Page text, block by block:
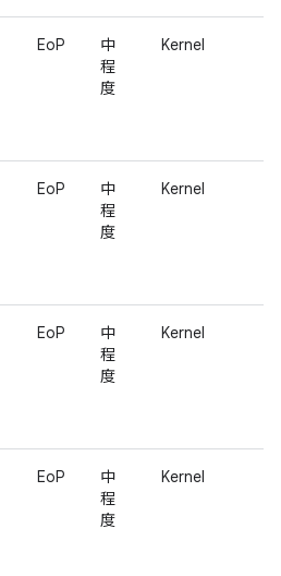
EoP
中
程
度
Kernel
EoP
中
程
度
Kernel
EoP
中
程
度
Kernel
EoP
中
程
度
Kernel